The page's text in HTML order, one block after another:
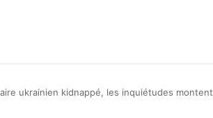
ukrainien kidnappé, les inquiétudes montent